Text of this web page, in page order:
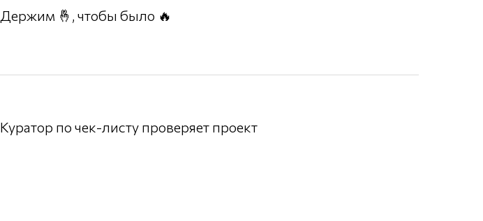
Куратор по чек-листу проверяет проект
Держим 🤞, чтобы было 🔥